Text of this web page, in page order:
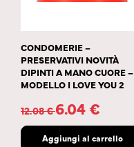
CONDOMERIE –
PRESERVATIVI NOVITÀ
DIPINTI A MANO CUORE –
MODELLO I LOVE YOU 2
12.08€ 6.04€
Aggiungi al carrello